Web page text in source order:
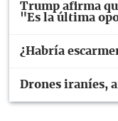
Trump afirma
"Es la última
¿Habría
Drones iraníes,